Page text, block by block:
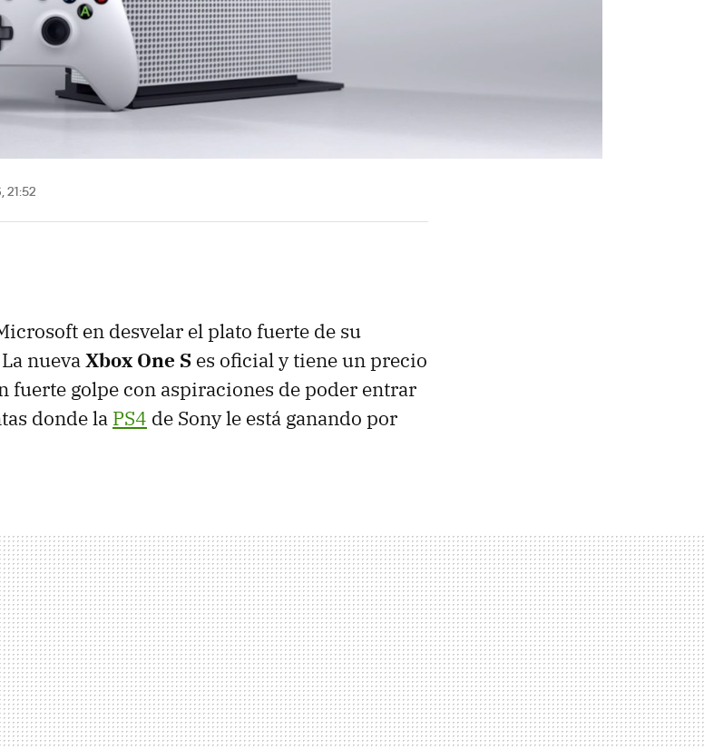
21:52
en desvelar el plato fuerte de su
nuevaXbox One S es oficial y tiene un precio
fuerte golpe con aspiraciones de poder entrar
donde la PS4 de Sony le está ganando por